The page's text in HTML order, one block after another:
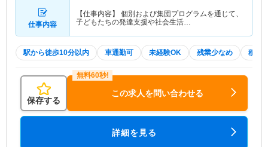
仕事内容
【仕事内容】 個別および集団プログラムを通じて、
子どもたちの発達支援や社会生活…
駅から徒歩10分以内 車通勤可 未経験OK 残業少なめ 積極
保存する
この求人を問い合わせる
詳細を見る